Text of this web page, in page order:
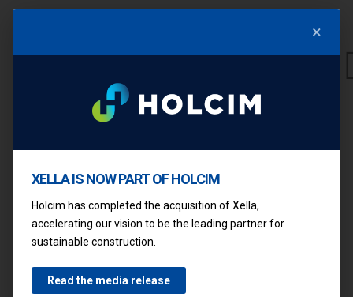
POGLEDAJTE OSTALE ČLANKE
YTONG
×
XELLA IS NOW PART OF HOLCIM
Holcim has completed the acquisition of Xella,
accelerating our vision to be the leading partner for
sustainable construction.
Read the media release